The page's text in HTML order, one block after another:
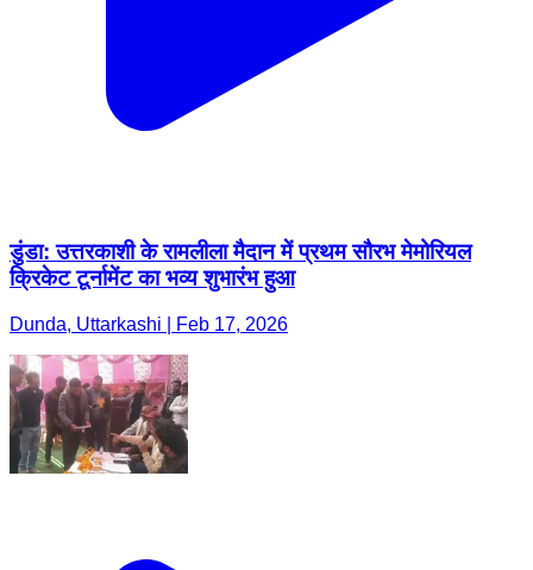
डुंडा: उत्तरकाशी के रामलीला मैदान में प्रथम सौरभ मेमोरियल
क्रिकेट टूर्नामेंट का भव्य शुभारंभ हुआ
Dunda, Uttarkashi | Feb 17, 2026